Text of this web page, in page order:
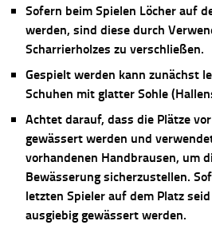
Sofern beim Spielen Löcher auf
werden, sind diese durch
Scharrierholzes zu verschließen.
Gespielt werden kann zunächst
Schuhen mit glatter Sohle
Achtet darauf, dass die Plätze
gewässert werden und
vorhandenen Handbrausen, um
Bewässerung sicherzustellen.
letzten Spieler auf dem Platz
ausgiebig gewässert werden.